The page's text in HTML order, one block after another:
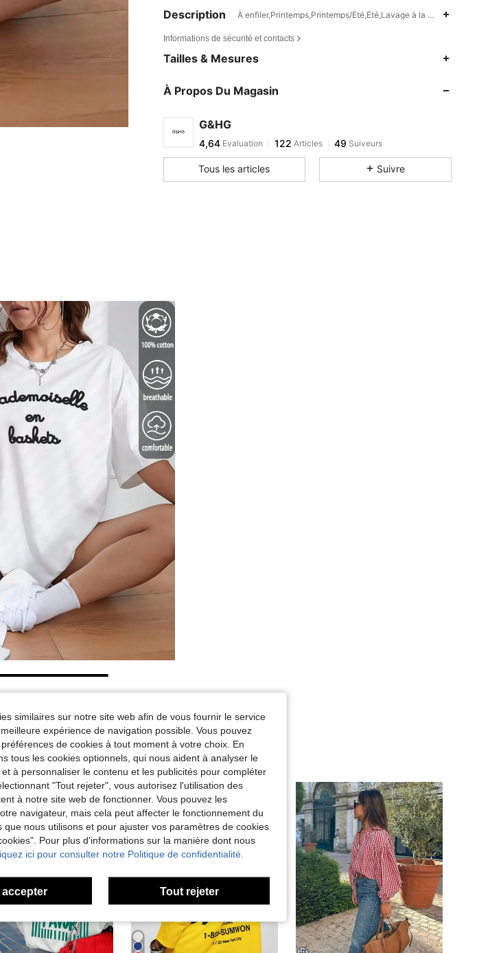
Description À enfiler,Printemps,Printemps/Été,Été,Lavage à la main ou
Informations de sécurité et contacts
Tailles & Mesures
À Propos Du Magasin
G&HG
4,64 Evaluation 122 Articles 49 Suiveurs
Tous les articles Suivre
similaires sur notre site web afin de vous fournir le service
expérience de navigation possible. Vous pouvez
de cookies à tout moment à votre choix. En
tous les cookies optionnels, qui nous aident à analyser le
à personnaliser le contenu et les publicités pour compléter
"Tout rejeter", vous autorisez l'utilisation des
à notre site web de fonctionner. Vous pouvez les
navigateur, mais cela peut affecter le fonctionnement du
nous utilisons et pour ajuster vos paramètres de cookies
Pour plus d'informations sur la manière dont nous
ici pour consulter notre Politique de confidentialité.
accepter Tout rejeter